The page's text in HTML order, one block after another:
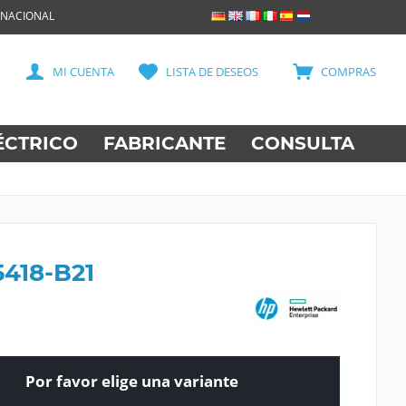
COMPRAS
LISTA DE DESEOS
MI CUENTA
FABRICANTE CONSULTA
B21
Por favor elige una variante